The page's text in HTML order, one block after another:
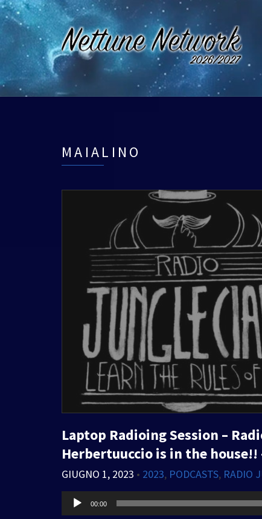
MAIALINO
Laptop Radioing Session –
Herbertuuccio is in the house!!
GIUGNO 1, 2023 • 2023, PODCASTS, RADIO
Audio
Player
00:00